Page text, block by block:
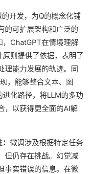
开发，为Q的概念化铺
的可扩展架构和广泛的
，ChatGPT在情境理解
则提供了依据，表明了
理能力发展的轨迹。同
，能够整合文本、图
化路径，将LLM的多功
，以获得更全面的AI解
微调涉及根据特定任务
但仍存在挑战。幻觉减
事实错误的信息。在微